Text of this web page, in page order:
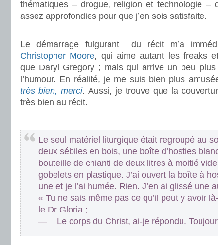
thématiques – drogue, religion et technologie –
assez approfondies pour que j’en sois satisfaite.
Le démarrage fulgurant du récit m’a
Christopher Moore, qui aime autant les freaks
que Daryl Gregory ; mais qui arrive un peu
l’humour. En réalité, je me suis bien plus
très bien, merci. Aussi, je trouve que la
très bien au récit.
Le seul matériel liturgique était regroupé au
deux sébiles en bois, une boîte d’hosties
bouteille de chianti de deux litres à moitié
gobelets en plastique. J’ai ouvert la boîte à
une et je l’ai humée. Rien. J’en ai glissé une
« Tu ne sais même pas ce qu’il peut y avoir
le Dr Gloria ;
— Le corps du Christ, ai-je répondu.